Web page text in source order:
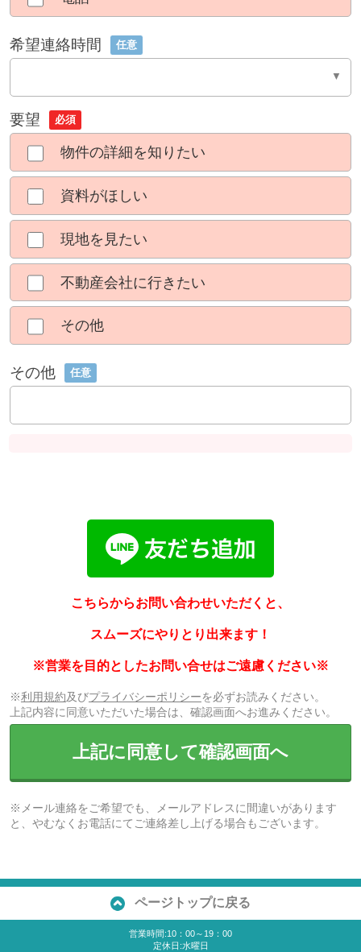
希望連絡時間 任意
要望 必須
物件の詳細を知りたい
資料がほしい
現地を見たい
不動産会社に行きたい
その他
その他 任意
こちらからお問い合わせいただくと、
スムーズにやりとり出来ます！
※営業を目的としたお問い合せはご遠慮ください※
※利用規約及びプライバシーポリシーを必ずお読みください。
上記内容に同意いただいた場合は、確認画面へお進みください。
上記に同意して確認画面へ
※メール連絡をご希望でも、メールアドレスに間違いがあります
と、やむなくお電話にてご連絡差し上げる場合もございます。
ページトップに戻る
営業時間:10：00～19：00
定休日:水曜日